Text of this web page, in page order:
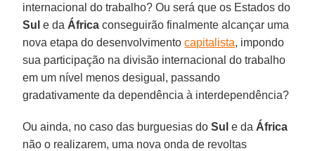
internacional do trabalho? Ou será que os Estados do
Sul e da África conseguirão finalmente alcançar uma
nova etapa do desenvolvimentocapitalista, impondo
sua participação na divisão internacional do trabalho
em um nível menos desigual, passando
gradativamente da dependência à interdependência?
Ou ainda, no caso das burguesias doSul e da África
não o realizarem, uma nova onda de revoltas